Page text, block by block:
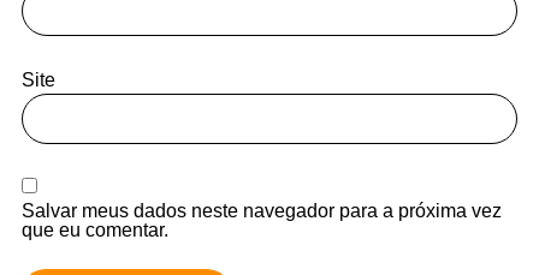
Site
Salvar meus dados neste navegador para a próxima vez
que eu comentar.